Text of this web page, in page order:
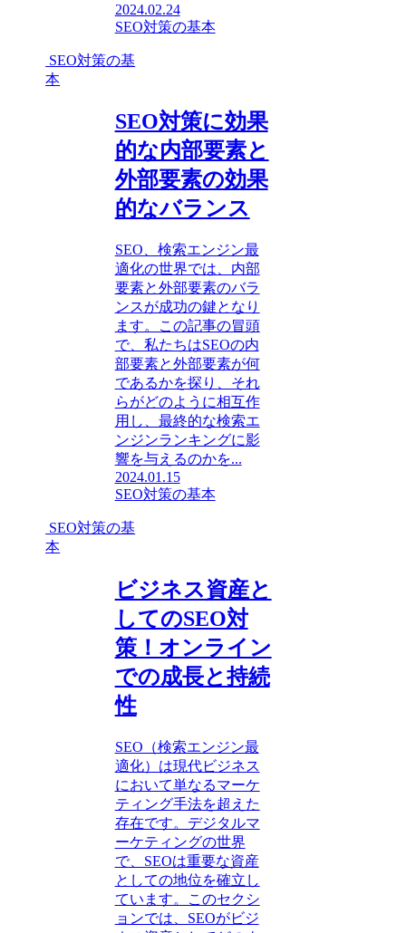
2024.02.24
SEO対策の基本
SEO対策の基
本
SEO対策に効果
的な内部要素と
外部要素の効果
的なバランス
SEO、検索エンジン最
適化の世界では、内部
要素と外部要素のバラ
ンスが成功の鍵となり
ます。この記事の冒頭
で、私たちはSEOの内
部要素と外部要素が何
であるかを探り、それ
らがどのように相互作
用し、最終的な検索エ
ンジンランキングに影
響を与えるのかを...
2024.01.15
SEO対策の基本
SEO対策の基
本
ビジネス資産と
してのSEO対
策！オンライン
での成長と持続
性
SEO（検索エンジン最
適化）は現代ビジネス
において単なるマーケ
ティング手法を超えた
存在です。デジタルマ
ーケティングの世界
で、SEOは重要な資産
としての地位を確立し
ています。このセクシ
ョンでは、SEOがビジ